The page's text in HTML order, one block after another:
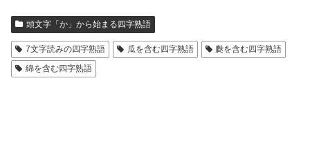
頭文字「か」から始まる四字熟語
7文字読みの四字熟語 瓜を含む四字熟語
瓞を含む四字熟語
綿を含む四字熟語